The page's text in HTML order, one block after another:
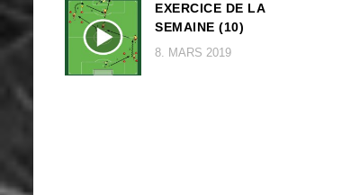
EXERCICE DE LA
SEMAINE (10)
8. MARS 2019